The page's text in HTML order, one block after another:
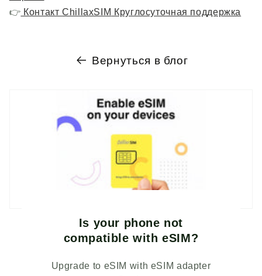
👉 КонтактChillaxSIM Круглосуточная поддержка
Вернуться в блог
Is your phone not
compatible with eSIM?
Upgrade to eSIM with eSIM adapter